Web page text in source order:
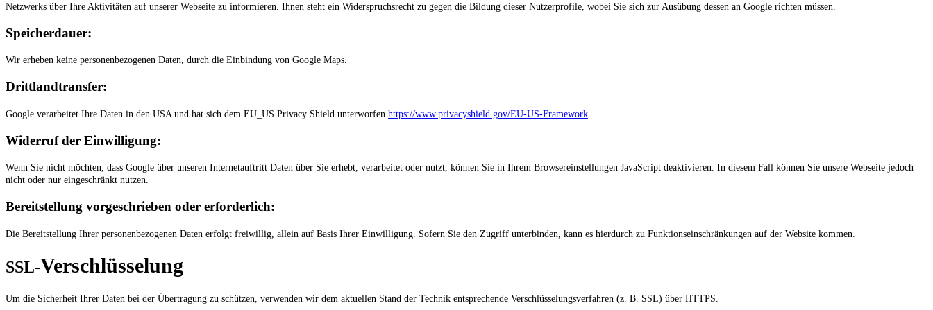
Netzwerks über Ihre Aktivitäten auf unserer Webseite zu informieren. Ihnen steht ein Widerspruchsrecht zu gegen die Bildung dieser Nutzerprofile, wobei Sie sich zur Ausübung dessen an Google richten müssen.
Speicherdauer:
Wir erheben keine personenbezogenen Daten, durch die Einbindung von Google Maps.
Drittlandtransfer:
Google verarbeitet Ihre Daten in den USA und hat sich dem EU_US Privacy Shield unterworfen https://www.privacyshield.gov/EU-US-Framework
Widerruf der Einwilligung:
Wenn Sie nicht möchten, dass Google über unseren Internetauftritt Daten über Sie erhebt, verarbeitet oder nutzt, können Sie in Ihrem Browsereinstellungen JavaScript deaktivieren. In diesem Fall können Sie unsere Webseite jedoch
nicht oder nur eingeschränkt nutzen.
Bereitstellung vorgeschrieben oder erforderlich:
Die Bereitstellung Ihrer personenbezogenen Daten erfolgt freiwillig, allein auf Basis Ihrer Einwilligung. Sofern Sie den Zugriff unterbinden, kann es hierdurch zu Funktionseinschränkungen auf der Website kommen.
SSL-Verschlüsselung
Um die Sicherheit Ihrer Daten bei der Übertragung zu schützen, verwenden wir dem aktuellen Stand der Technik entsprechende Verschlüsselungsverfahren (z. B. SSL) über HTTPS.